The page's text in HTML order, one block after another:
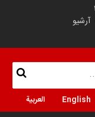
آرشیو
English العربية